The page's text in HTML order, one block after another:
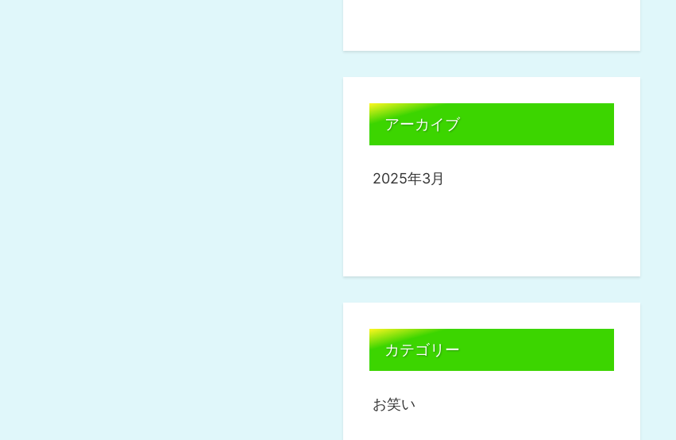
アーカイブ
2025年3月
カテゴリー
お笑い